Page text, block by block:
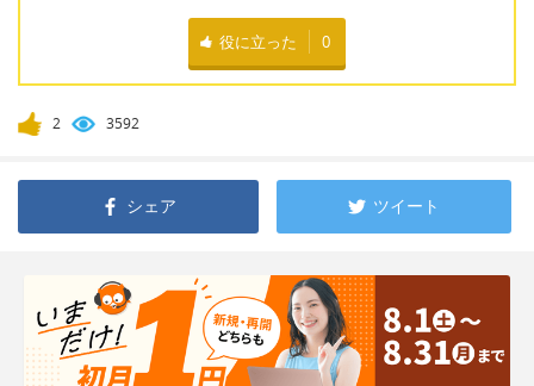
役に立った 0
2 3592
シェア ツイート